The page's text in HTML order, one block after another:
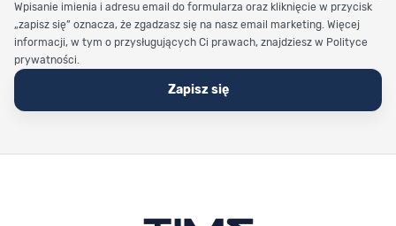
Wpisanie imienia i adresu email do formularza oraz kliknięcie w przycisk
„zapisz się” oznacza, że zgadzasz się na nasz email marketing. Więcej
informacji, w tym o przysługujących Ci prawach, znajdziesz w Polityce
prywatności.
Zapisz się